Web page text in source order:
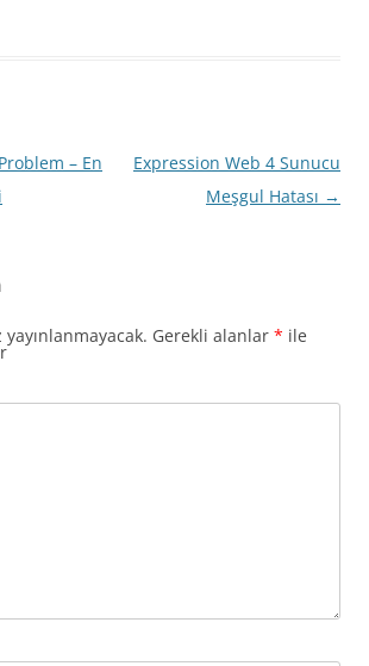
– En
Expression Web 4 Sunucu
Meşgul Hatası →
Gerekli alanlar * ile